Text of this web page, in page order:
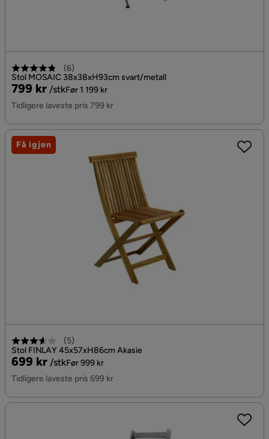
(6)
Stol MOSAIC 38x38xH93cm svart/metall
Pris
799 kr /stk
Original
Pris
Før 1 199 kr
Tidligere laveste pris 799 kr
(5)
Stol FINLAY 45x57xH86cm Akasie
Pris
699 kr /stk
Original
Pris
Før 999 kr
Tidligere laveste pris 699 kr
Få igjen